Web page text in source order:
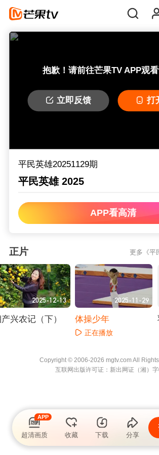
抱歉！请前往芒果TV APP观
立即反馈 打
平民英雄20251129期
平民英雄 2025
APP看高清
正片 更多《平
2025-12-13
兴农记（下）
2025-11-29
体操少年
正在播放
Copyright © 2006-2026 mgtv.com All Rights
互联网出版许可证：新出网证（湘）
APP
超清画质 收藏 下载 分享